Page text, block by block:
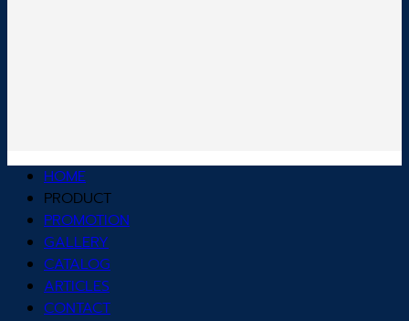
HOME
PRODUCT
PROMOTION
GALLERY
CATALOG
ARTICLES
CONTACT